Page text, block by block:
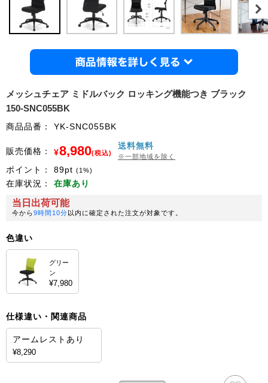
メッシュチェア ミドルバック ロッキング機能つき ブラック
150-SNC055BK
商品品番： YK-SNC055BK
販売価格： ¥8,980(税込)
送料無料
※一部地域を除く
ポイント： 89pt (1%)
在庫状況： 在庫あり
当日出荷可能
今から9時間10分以内に確定された注文が対象です。
色違い
グリー
ン
¥7,980
仕様違い・関連商品
アームレストあり
¥8,290